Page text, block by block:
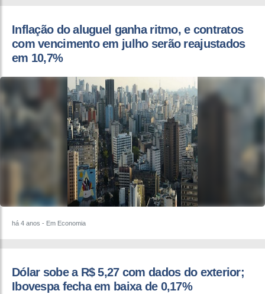
Inflação do aluguel ganha ritmo, e contratos
com vencimento em julho serão reajustados
em 10,7%
há 4 anos - Em Economia
Dólar sobe a R$ 5,27 com dados do exterior;
Ibovespa fecha em baixa de 0,17%